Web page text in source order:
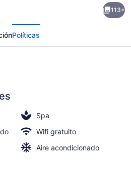
113+
Políticas
Spa
Wifi gratuito
Aire acondicionado